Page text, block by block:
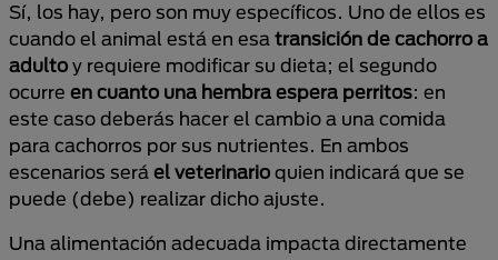
Sí, los hay, pero son muy específicos. Uno de ellos es
cuando el animal está en esa transición de cachorro a
adulto y requiere modificar su dieta; el segundo
ocurre en cuanto una hembra espera perritos: en
este caso deberás hacer el cambio a una comida
para cachorros por sus nutrientes. En ambos
escenarios será el veterinario quien indicará que se
puede (debe) realizar dicho ajuste.
Una alimentación adecuada impacta directamente